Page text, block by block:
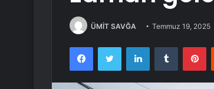
ÜMİT SAVĞA Temmuz 19, 2025
FacebookTwitter LinkedInTumblr